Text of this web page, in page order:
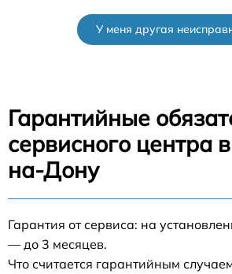
У меня другая
Гарантийные
сервисного центра
на-Дону
Гарантия от сервиса: на
— до 3 месяцев.
Что считается гарантийным